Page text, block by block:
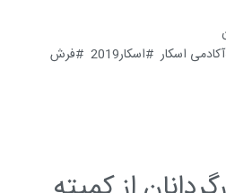
آکادمی اسکار اسکار2019
فرش